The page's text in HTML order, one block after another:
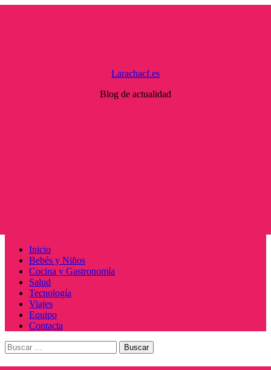
Larachacf.es
Blog de actualidad
Menú
principal
Inicio
Bebés y Niños
Cocina y Gastronomía
Salud
Tecnología
Viajes
Equipo
Contacta
Buscar: